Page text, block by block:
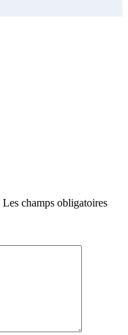
Les champs obligatoires